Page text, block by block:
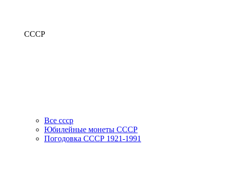
СССР
Все ссср
Юбилейные монеты СССР
Погодовка СССР 1921-1991